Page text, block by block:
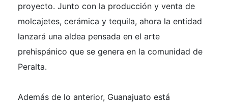
proyecto. Junto con la producción y venta de
molcajetes, cerámica y tequila, ahora la entidad
lanzará una aldea pensada en el arte
prehispánico que se genera en la comunidad de
Peralta.
Además de lo anterior, Guanajuato está